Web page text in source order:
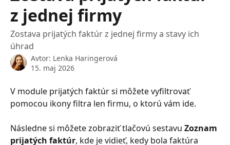
z jednej firmy
Zostava prijatých faktúr z jednej firmy a stavy ich
úhrad
Avtor: Lenka Haringerová
15. maj 2026
V module prijatých faktúr si môžete vyfiltrovať
pomocou ikony filtra len firmu, o ktorú vám ide.
Následne si môžete zobraziť tlačovú sestavu Zoznam
prijatých faktúr, kde je vidieť, kedy bola faktúra